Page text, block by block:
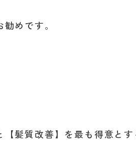
めです。
【髪質改善】を最も得意と